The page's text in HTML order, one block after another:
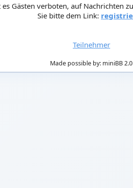
Gästen verboten, auf Nachrichten
Sie bitte dem Link:
Teilnehmer
Made possible by: miniBB 2.0